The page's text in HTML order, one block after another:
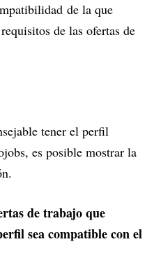
de la que
de las ofertas de
tener el perfil
es posible mostrar la
de trabajo que
sea compatible con el